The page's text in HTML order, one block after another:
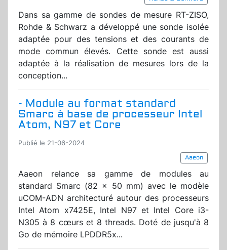
Dans sa gamme de sondes de mesure RT-ZISO,
Rohde & Schwarz a développé une sonde isolée
adaptée pour des tensions et des courants de
mode commun élevés. Cette sonde est aussi
adaptée à la réalisation de mesures lors de la
conception...
- Module au format standard
Smarc à base de processeur Intel
Atom, N97 et Core
Publié le 21-06-2024
Aaeon
Aaeon relance sa gamme de modules au
standard Smarc (82 x 50 mm) avec le modèle
uCOM-ADN architecturé autour des processeurs
Intel Atom x7425E, Intel N97 et Intel Core i3-
N305 à 8 cœurs et 8 threads. Doté de jusqu'à 8
Go de mémoire LPDDR5x...